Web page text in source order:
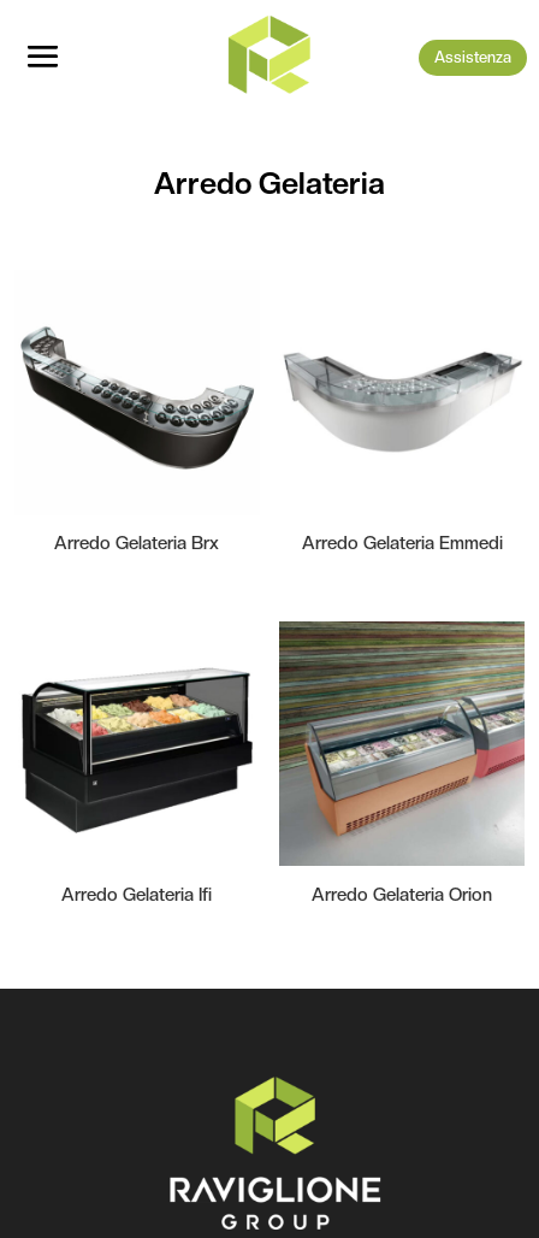
Assistenza
Arredo Gelateria
Arredo Gelateria Brx Arredo Gelateria Emmedi
Arredo Gelateria Ifi Arredo Gelateria Orion